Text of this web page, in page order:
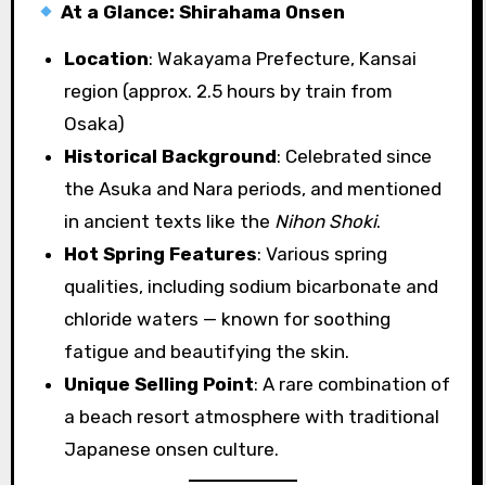
At a Glance: Shirahama Onsen
Location: Wakayama Prefecture, Kansai
region (approx. 2.5 hours by train from
Osaka)
Historical Background: Celebrated since
the Asuka and Nara periods, and mentioned
in ancient texts like the Nihon Shoki.
Hot Spring Features: Various spring
qualities, including sodium bicarbonate and
chloride waters — known for soothing
fatigue and beautifying the skin.
Unique Selling Point: A rare combination of
a beach resort atmosphere with traditional
Japanese onsen culture.